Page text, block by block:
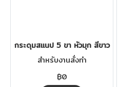
กระดุมสแนป 5 ขา หัวมุก สีขาว
สำหรับงานสั่งทำ
฿0